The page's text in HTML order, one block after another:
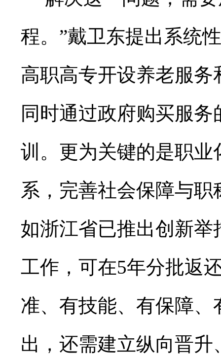
程。”戴卫东提出系统
高职高专开设养老服
同时通过政府购买服
训。更为关键的是职
系，完善社会保障与
如浙江省已推出创新
工作，可在5年分批返
准、有技能、有保障、
出，还需建立纵向晋